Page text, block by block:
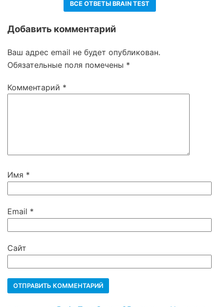
ВСЕ ОТВЕТЫ BRAIN TEST
Добавить комментарий
Ваш адрес email не будет опубликован.
Обязательные поля помечены *
Комментарий *
Имя *
Email *
Сайт